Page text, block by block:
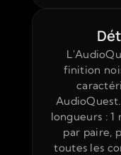
finition
longueurs : 1
par paire,
toutes les